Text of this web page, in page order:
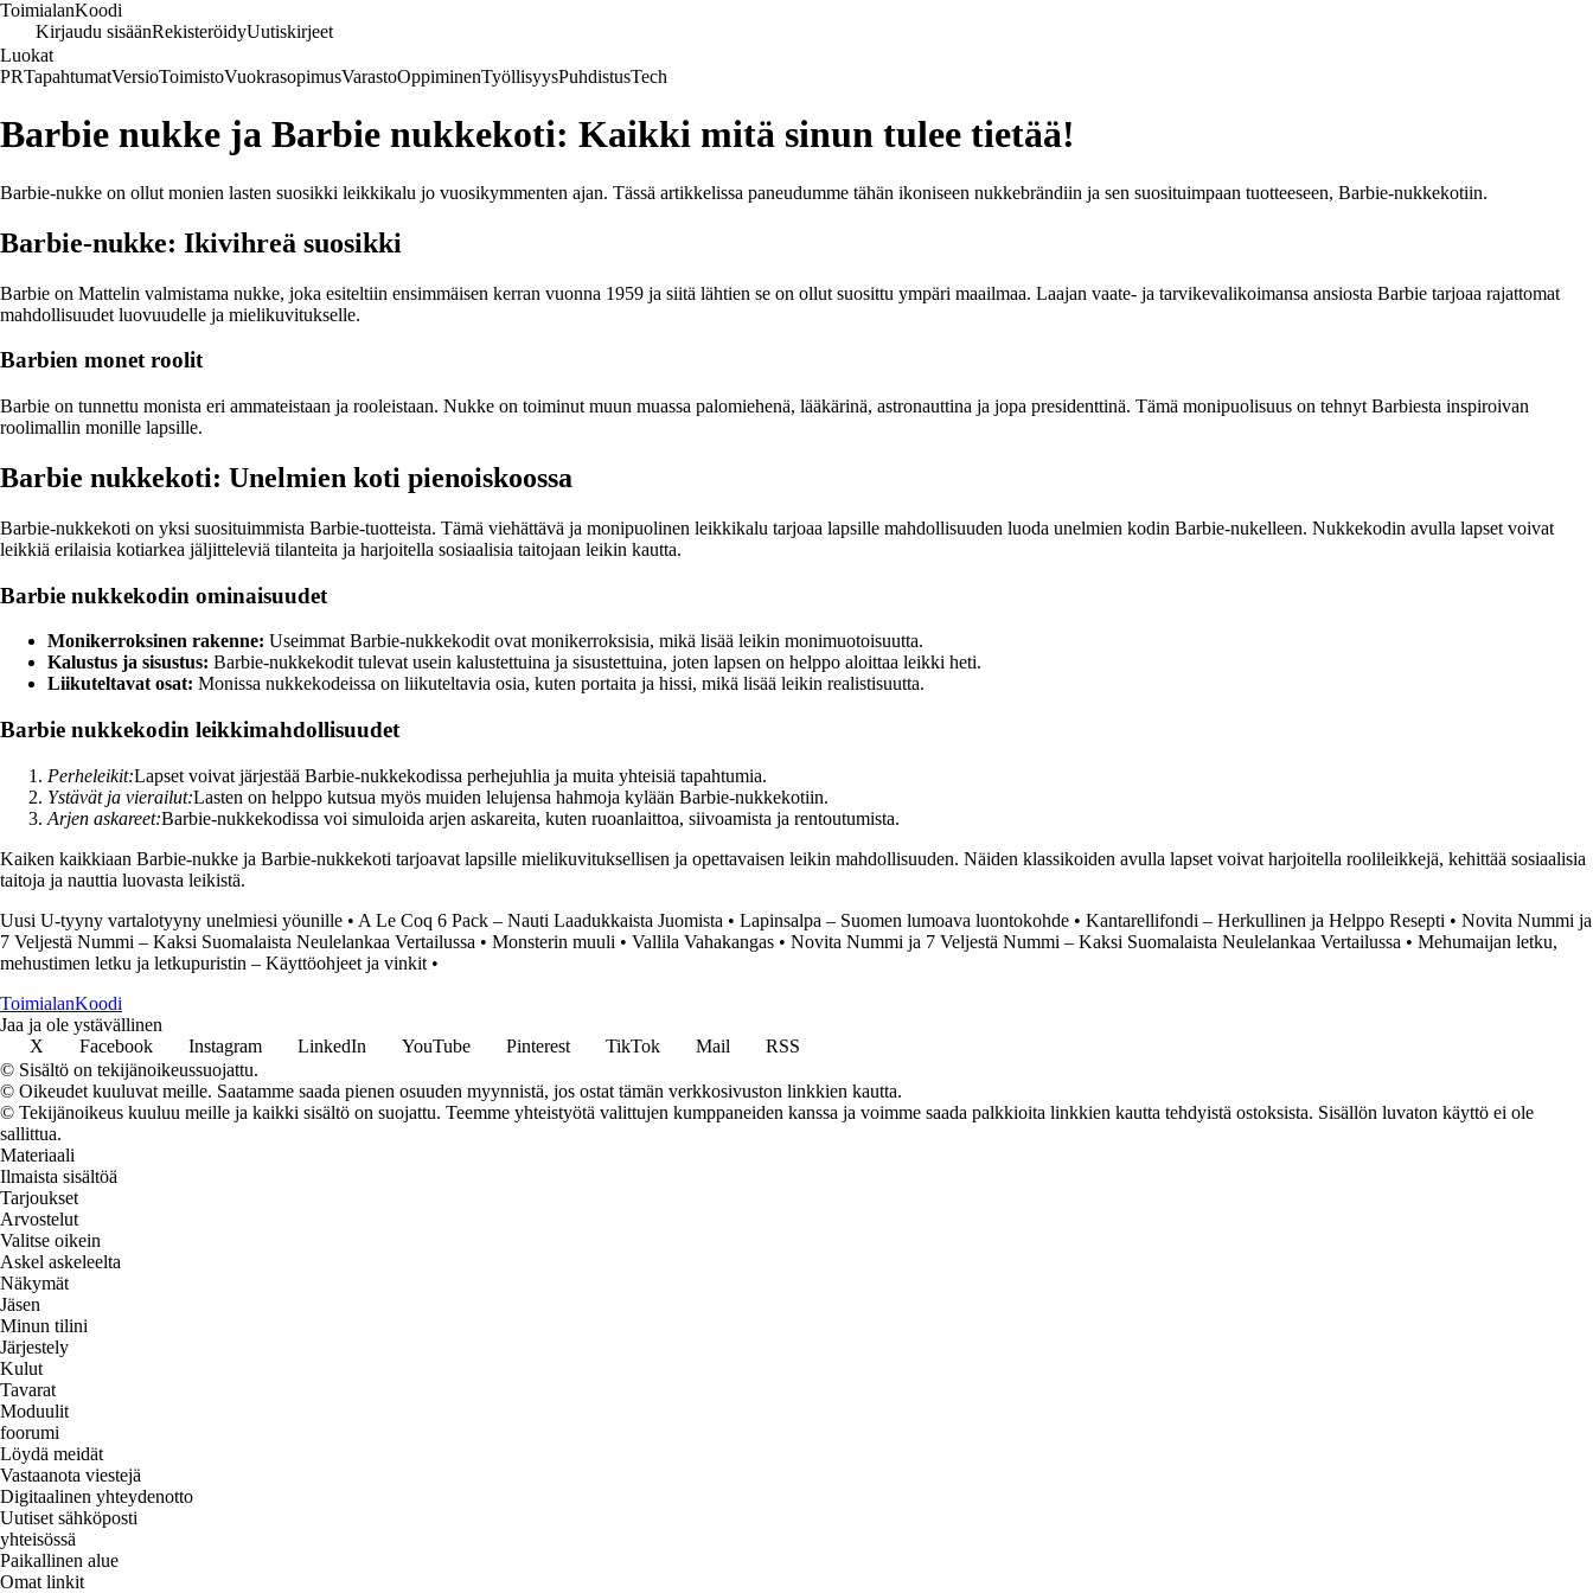
ToimialanKoodi
Kirjaudu sisäänRekisteröidyUutiskirjeet
Luokat
PRTapahtumatVersioToimistoVuokrasopimusVarastoOppiminenTyöllisyysPuhdistusTech
Barbie nukke ja Barbie nukkekoti: Kaikki mitä sinun tulee tietää!
Barbie-nukke on ollut monien lasten suosikki leikkikalu jo vuosikymmenten ajan. Tässä artikkelissa paneudumme tähän ikoniseen nukkebrändiin ja sen suosituimpaan tuotteeseen, Barbie-nukkekotiin.
Barbie-nukke: Ikivihreä suosikki
Barbie on Mattelin valmistama nukke, joka esiteltiin ensimmäisen kerran vuonna 1959 ja siitä lähtien se on ollut suosittu ympäri maailmaa. Laajan vaate- ja tarvikevalikoimansa ansiosta Barbie tarjoaa rajattomat
mahdollisuudet luovuudelle ja mielikuvitukselle.
Barbien monet roolit
Barbie on tunnettu monista eri ammateistaan ja rooleistaan. Nukke on toiminut muun muassa palomiehenä, lääkärinä, astronauttina ja jopa presidenttinä. Tämä monipuolisuus on tehnyt Barbiesta inspiroivan
roolimallin monille lapsille.
Barbie nukkekoti: Unelmien koti pienoiskoossa
Barbie-nukkekoti on yksi suosituimmista Barbie-tuotteista. Tämä viehättävä ja monipuolinen leikkikalu tarjoaa lapsille mahdollisuuden luoda unelmien kodin Barbie-nukelleen. Nukkekodin avulla lapset voivat
leikkiä erilaisia kotiarkea jäljitteleviä tilanteita ja harjoitella sosiaalisia taitojaan leikin kautta.
Barbie nukkekodin ominaisuudet
Monikerroksinen rakenne: Useimmat Barbie-nukkekodit ovat monikerroksisia, mikä lisää leikin monimuotoisuutta.
Kalustus ja sisustus: Barbie-nukkekodit tulevat usein kalustettuina ja sisustettuina, joten lapsen on helppo aloittaa leikki heti.
Liikuteltavat osat: Monissa nukkekodeissa on liikuteltavia osia, kuten portaita ja hissi, mikä lisää leikin realistisuutta.
Barbie nukkekodin leikkimahdollisuudet
Perheleikit:Lapset voivat järjestää Barbie-nukkekodissa perhejuhlia ja muita yhteisiä tapahtumia.
Ystävät ja vierailut:Lasten on helppo kutsua myös muiden lelujensa hahmoja kylään Barbie-nukkekotiin.
Arjen askareet:Barbie-nukkekodissa voi simuloida arjen askareita, kuten ruoanlaittoa, siivoamista ja rentoutumista.
Kaiken kaikkiaan Barbie-nukke ja Barbie-nukkekoti tarjoavat lapsille mielikuvituksellisen ja opettavaisen leikin mahdollisuuden. Näiden klassikoiden avulla lapset voivat harjoitella roolileikkejä, kehittää sosiaalisia
taitoja ja nauttia luovasta leikistä.
Uusi U-tyyny vartalotyyny unelmiesi yöunille • A Le Coq 6 Pack – Nauti Laadukkaista Juomista • Lapinsalpa – Suomen lumoava luontokohde • Kantarellifondi – Herkullinen ja Helppo Resepti • Novita Nummi ja
7 Veljestä Nummi – Kaksi Suomalaista Neulelankaa Vertailussa • Monsterin muuli • Vallila Vahakangas • Novita Nummi ja 7 Veljestä Nummi – Kaksi Suomalaista Neulelankaa Vertailussa • Mehumaijan letku,
mehustimen letku ja letkupuristin – Käyttöohjeet ja vinkit •
ToimialanKoodi
Jaa ja ole ystävällinen
X
Facebook Instagram LinkedIn YouTube Pinterest TikTok Mail
RSS
© Sisältö on tekijänoikeussuojattu.
© Oikeudet kuuluvat meille. Saatamme saada pienen osuuden myynnistä, jos ostat tämän verkkosivuston linkkien kautta.
© Tekijänoikeus kuuluu meille ja kaikki sisältö on suojattu. Teemme yhteistyötä valittujen kumppaneiden kanssa ja voimme saada palkkioita linkkien kautta tehdyistä ostoksista. Sisällön luvaton käyttö ei ole
sallittua.
Materiaali
Ilmaista sisältöä
Tarjoukset
Arvostelut
Valitse oikein
Askel askeleelta
Näkymät
Jäsen
Minun tilini
Järjestely
Kulut
Tavarat
Moduulit
foorumi
Löydä meidät
Vastaanota viestejä
Digitaalinen yhteydenotto
Uutiset sähköposti
yhteisössä
Paikallinen alue
Omat linkit